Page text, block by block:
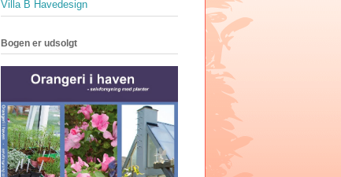
Villa B Havedesign
Bogen er udsolgt